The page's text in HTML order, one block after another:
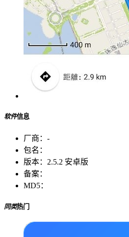
软件信息
厂商： -
包名：
版本： 2.5.2 安卓版
备案：
MD5：
同类热门